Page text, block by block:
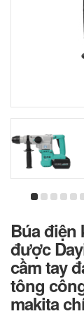
Búa điện
được
cầm tay
tông
makita